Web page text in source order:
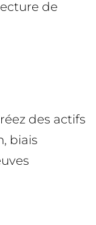
de
des actifs
biais